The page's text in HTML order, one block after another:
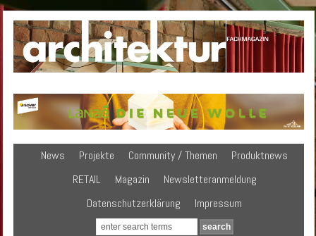
News Projekte Community / Themen
Produktnews
RETAIL
Magazin
Newsletteranmeldung
Datenschutzerklärung
Impressum